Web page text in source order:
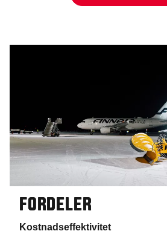
FORDELER
Kostnadseffektivitet